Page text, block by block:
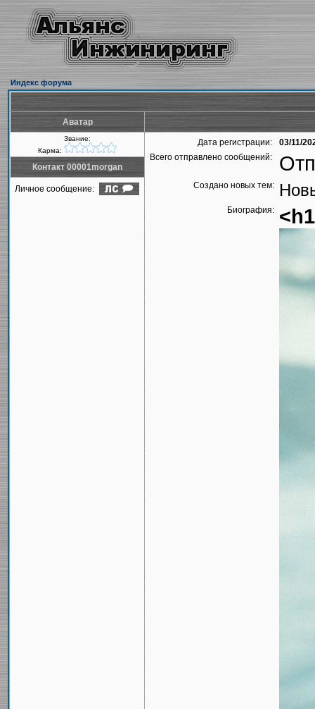
Индекс форума
Аватар
Звание:
Карма:
Дата регистрации:
03/11/
Всего отправлено сообщений:
Создано новых тем:
Биография:
Контакт 00001morgan
Личное сообщение: